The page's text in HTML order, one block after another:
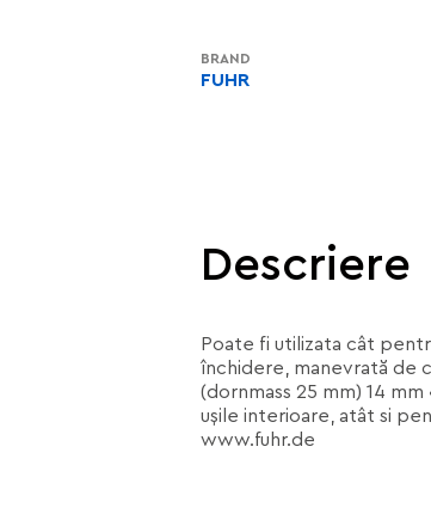
BRAND
FUHR
Descriere
Poate fi utilizata cât
închidere, manevrată de
(dornmass 25 mm) 14
uşile interioare, atât si
www.fuhr.de